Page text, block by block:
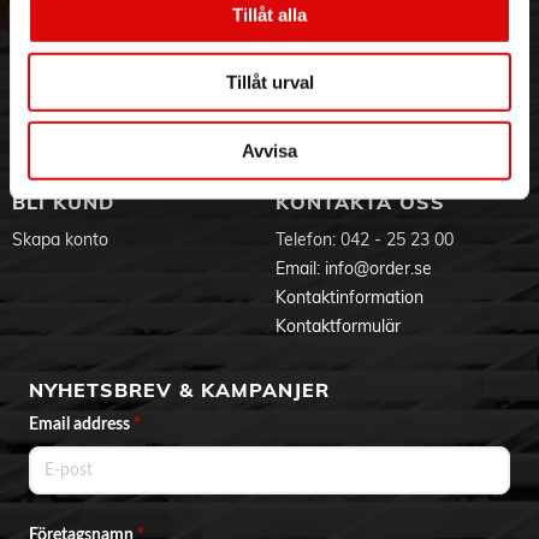
Tillåt alla
Tillåt urval
Avvisa
Visselblåsning
Aktuellt på Order
Ansökan om RMA
Godsefterlysning & Felleverans
Integritetspolicy
Om cookies
BLI KUND
Skapa konto
KONTAKTA OSS
Telefon: 042 - 25 23 00
Email: info@order.se
Kontaktinformation
Kontaktformulär
NYHETSBREV & KAMPANJER
Email address *
Företagsnamn *